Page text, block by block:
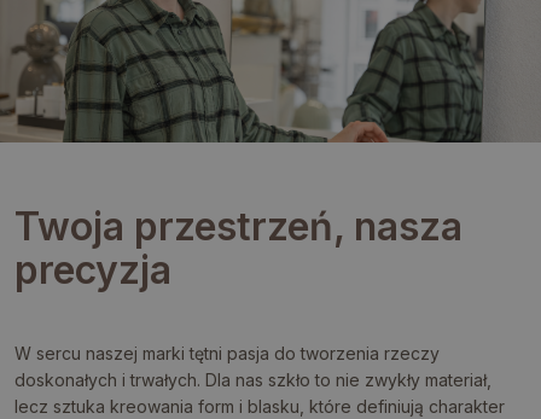
Twoja przestrzeń, nasza
precyzja
W sercu naszej marki tętni pasja do tworzenia rzeczy
doskonałych i trwałych. Dla nas szkło to nie zwykły materiał,
lecz sztuka kreowania form i blasku, które definiują charakter